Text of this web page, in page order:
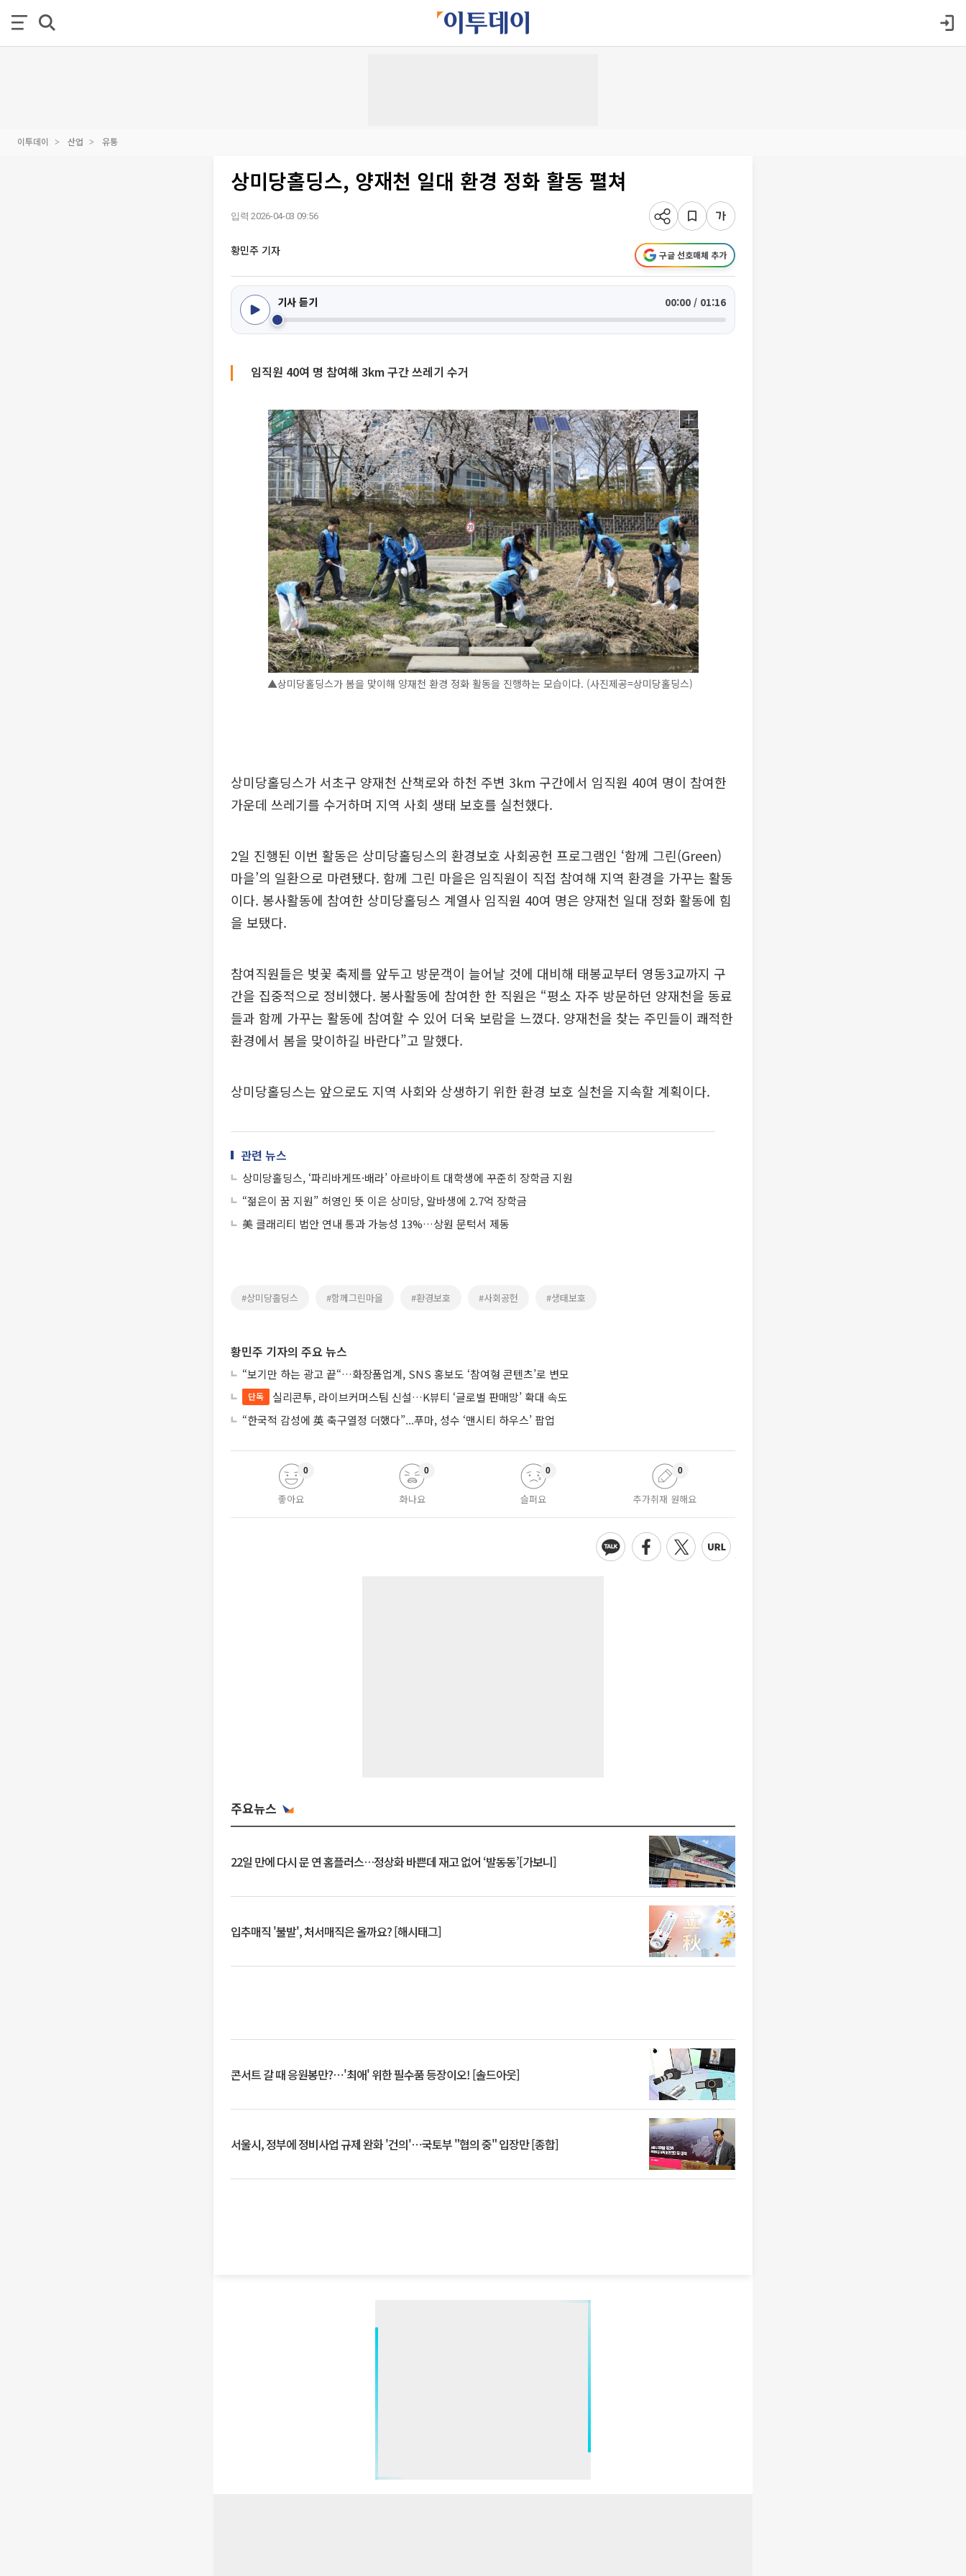
이투데이 산업 유통
상미당홀딩스, 양재천 일대 환경 정화 활동 펼쳐
입력 2026-04-03 09:56
황민주 기자 구글 선호매체 추가
기사 듣기 00:00 / 01:16
임직원 40여 명 참여해 3km 구간 쓰레기 수거
▲상미당홀딩스가 봄을 맞이해 양재천 환경 정화 활동을 진행하는 모습이다. (사진제공=상미당홀딩스)
상미당홀딩스가 서초구 양재천 산책로와 하천 주변 3km 구간에서 임직원 40여 명이 참여한
가운데 쓰레기를 수거하며 지역 사회 생태 보호를 실천했다.
2일 진행된 이번 활동은 상미당홀딩스의 환경보호 사회공헌 프로그램인 ‘함께 그린(Green)
마을’의 일환으로 마련됐다. 함께 그린 마을은 임직원이 직접 참여해 지역 환경을 가꾸는 활동
이다. 봉사활동에 참여한 상미당홀딩스 계열사 임직원 40여 명은 양재천 일대 정화 활동에 힘
을 보탰다.
참여직원들은 벚꽃 축제를 앞두고 방문객이 늘어날 것에 대비해 태봉교부터 영동3교까지 구
간을 집중적으로 정비했다. 봉사활동에 참여한 한 직원은 “평소 자주 방문하던 양재천을 동료
들과 함께 가꾸는 활동에 참여할 수 있어 더욱 보람을 느꼈다. 양재천을 찾는 주민들이 쾌적한
환경에서 봄을 맞이하길 바란다”고 말했다.
상미당홀딩스는 앞으로도 지역 사회와 상생하기 위한 환경 보호 실천을 지속할 계획이다.
관련 뉴스
상미당홀딩스, ‘파리바게뜨·배라’ 아르바이트 대학생에 꾸준히 장학금 지원
“젊은이 꿈 지원” 허영인 뜻 이은 상미당, 알바생에 2.7억 장학금
美 클래리티 법안 연내 통과 가능성 13%…상원 문턱서 제동
#상미당홀딩스 #함께그린마을 #환경보호 #사회공헌 #생태보호
황민주 기자의 주요 뉴스
“보기만 하는 광고 끝“…화장품업계, SNS 홍보도 ‘참여형 콘텐츠’로 변모
단독
실리콘투, 라이브커머스팀 신설…K뷰티 ‘글로벌 판매망’ 확대 속도
“한국적 감성에 英 축구열정 더했다”...푸마, 성수 ‘맨시티 하우스’ 팝업
좋아요
0
화나요
0
슬퍼요
0
추가취재 원해요
0
주요뉴스
22일 만에 다시 문 연 홈플러스…정상화 바쁜데 재고 없어 ‘발동동’[가보니]
입추매직 '불발', 처서매직은 올까요? [해시태그]
콘서트 갈 때 응원봉만?⋯'최애' 위한 필수품 등장이오! [솔드아웃]
서울시, 정부에 정비사업 규제 완화 '건의'⋯국토부 "협의 중" 입장만 [종합]